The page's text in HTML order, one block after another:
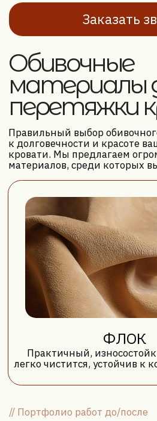
Другие услуги
Перейти ⭢
ПЕРЕТЯЖКА ДИВАНА